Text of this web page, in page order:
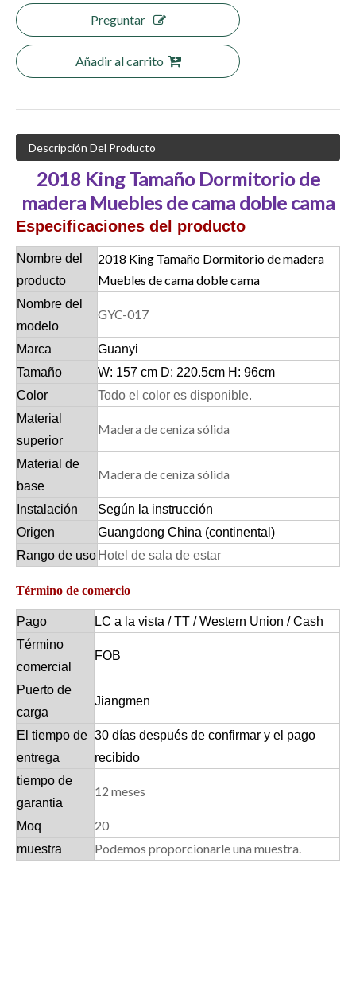
Preguntar
Añadir al carrito
Descripción Del Producto
2018 King Tamaño Dormitorio de
madera Muebles de cama doble cama
Especificaciones del producto
Nombre del
producto
2018 King Tamaño Dormitorio de madera
Muebles de cama doble cama
Nombre del
modelo
GYC-017
Marca
Guanyi
Tamaño
W: 157 cm D: 220.5cm H: 96cm
Color
Todo el color es disponible.
Material
superior
Madera de ceniza sólida
Material de
base
Madera de ceniza sólida
Instalación
Según la instrucción
Origen
Guangdong China (continental)
Rango de uso Hotel de sala de estar
Término de comercio
Pago
LC a la vista / TT / Western Union / Cash
Término
comercial
FOB
Puerto de
carga
Jiangmen
El tiempo de
entrega
30 días después de confirmar y el pago
recibido
tiempo de
garantia
12 meses
Moq 20
muestra Podemos proporcionarle una muestra.